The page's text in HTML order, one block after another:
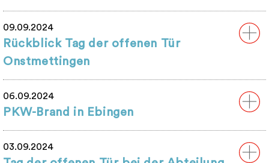
09.09.2024
Rückblick Tag der offenen Tür
Onstmettingen
06.09.2024
PKW-Brand in Ebingen
03.09.2024